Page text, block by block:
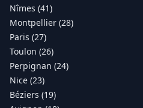
Nîmes (41)
Montpellier (28)
Paris (27)
Toulon (26)
Perpignan (24)
Nice (23)
Béziers (19)